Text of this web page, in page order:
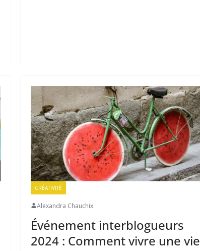
CRÉATIVITÉ
Alexandra Chauchix
Événement interblogueurs
2024 : Comment vivre une vie